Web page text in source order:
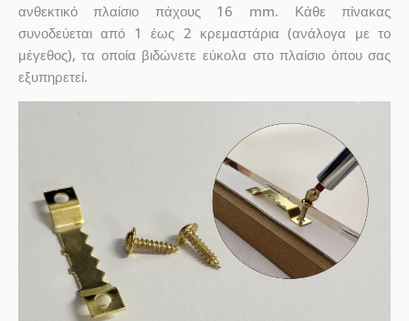
ανθεκτικό πλαίσιο πάχους 16 mm. Κάθε πίνακας
συνοδεύεται από 1 έως 2 κρεμαστάρια (ανάλογα με το
μέγεθος), τα οποία βιδώνετε εύκολα στο πλαίσιο όπου σας
εξυπηρετεί.